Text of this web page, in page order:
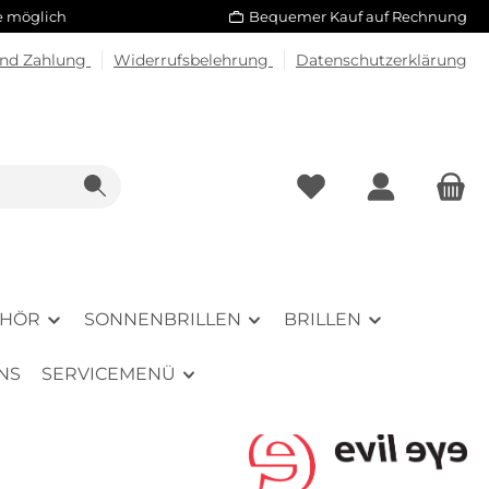
möglich Bequemer Kauf auf Rechnung
Zahlung Widerrufsbelehrung Datenschutzerklärung
SONNENBRILLEN BRILLEN
SERVICEMENÜ